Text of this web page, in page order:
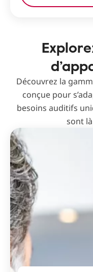
Découvrez la
conçue pour
besoins auditifs
sont